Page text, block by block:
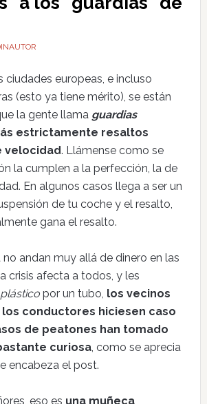
ciudades europeas, e incluso
(esto ya tiene mérito), se están
la gente llama guardias
estrictamente resaltos
velocidad. Llámense como se
la cumplen a la perfección, la de
En algunos casos llega a ser un
de tu coche y el resalto,
gana el resalto.
no andan muy allá de dinero en las
crisis afecta a todos, y les
por un tubo, los vecinos
conductores hiciesen caso
de peatones han tomado
curiosa, como se aprecia
encabeza el post.
eso es una muñeca